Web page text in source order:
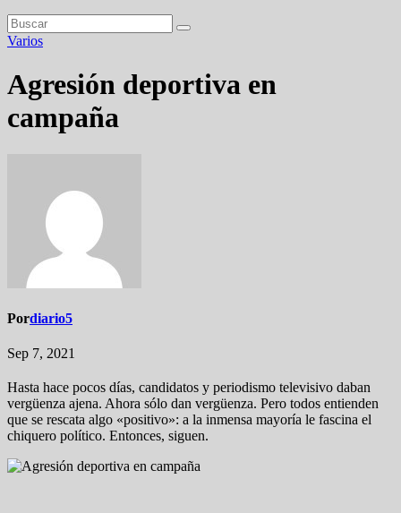
Varios
Agresión deportiva en
campaña
Pordiario5
Sep 7, 2021
Hasta hace pocos días, candidatos y periodismo televisivo daban
vergüenza ajena. Ahora sólo dan vergüenza. Pero todos entienden
que se rescata algo «positivo»: a la inmensa mayoría le fascina el
chiquero político. Entonces, siguen.